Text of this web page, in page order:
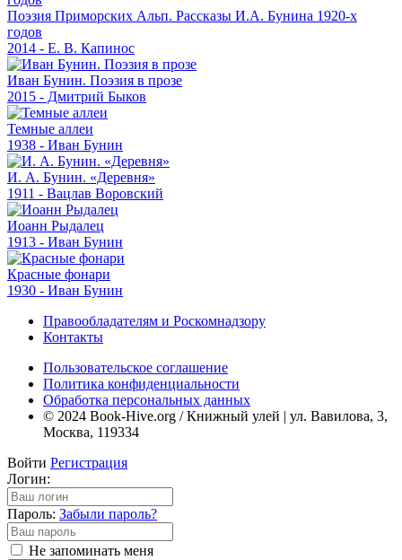
Поэзия Приморских Альп. Рассказы И.А. Бунина 1920-х
годов
2014 - Е. В. Капинос
Иван Бунин. Поэзия в прозе
2015 - Дмитрий Быков
Темные аллеи
1938 - Иван Бунин
И. А. Бунин. «Деревня»
1911 - Вацлав Воровский
Иоанн Рыдалец
1913 - Иван Бунин
Красные фонари
1930 - Иван Бунин
Правообладателям и Роскомнадзору
Контакты
Пользовательское соглашение
Политика конфиденциальности
Обработка персональных данных
© 2024 Book-Hive.org / Книжный улей | ул. Вавилова, 3,
Москва, 119334
Войти Регистрация
Логин:
Пароль: Забыли пароль?
Не запоминать меня